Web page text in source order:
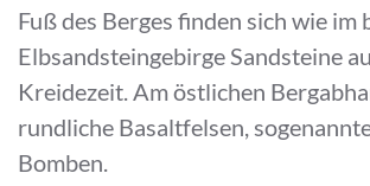
Fuß des Berges finden sich wie im
Elbsandsteingebirge Sandsteine
Kreidezeit. Am östlichen
rundliche Basaltfelsen,
Bomben.